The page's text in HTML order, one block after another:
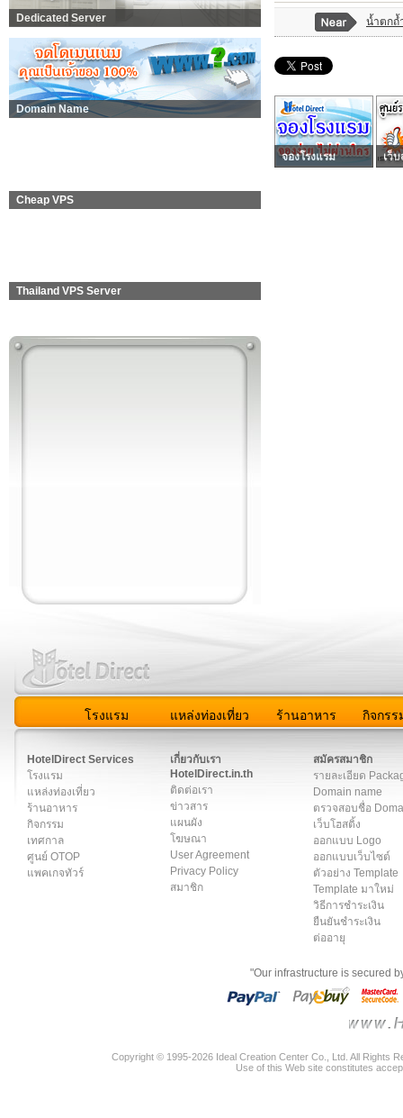
Dedicated Server
Domain Name
Cheap VPS
Thailand VPS Server
น้ำตกถ้
จองโรงแรม เว็บ
โรงแรม แหล่งท่องเที่ยว ร้านอาหาร กิจกรร
HotelDirect Services
โรงแรม
แหล่งท่องเที่ยว
ร้านอาหาร
กิจกรรม
เทศกาล
ศูนย์ OTOP
แพคเกจทัวร์
เกี่ยวกับเรา
HotelDirect.in.th
ติดต่อเรา
ข่าวสาร
แผนผัง
โฆษณา
User Agreement
Privacy Policy
สมาชิก
สมัครสมาชิก
รายละเอียด
Domain name
ตรวจสอบชื่อ
เว็บโฮสติ้ง
ออกแบบ Logo
ออกแบบเว็บไซต์
ตัวอย่าง Template
Template มาใหม่
วิธีการชำระเงิน
ยืนยันชำระเงิน
ต่ออายุ
"Our infrastructure is secured
Copyright © 1995-2026 Ideal Creation Center Co., Ltd. All Rights
Use of this Web site constitutes